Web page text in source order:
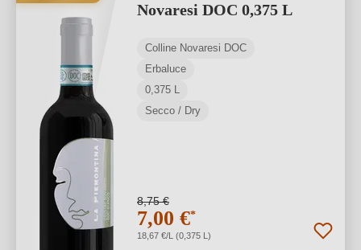
Novaresi DOC 0,375 L
Colline Novaresi DOC
Erbaluce
0,375 L
Secco / Dry
8,75 €
7,00 €*
18,67 €/L (0,375 L)